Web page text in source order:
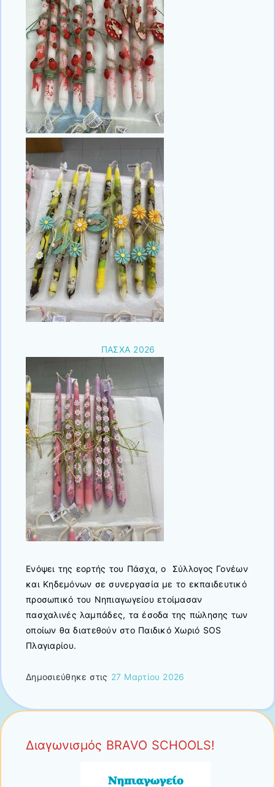
ΠΑΣΧΑ 2026
Ενόψει της εορτής του Πάσχα, ο Σύλλογος Γονέων
και Κηδεμόνων σε συνεργασία με το εκπαιδευτικό
προσωπικό του Νηπιαγωγείου ετοίμασαν
πασχαλινές λαμπάδες, τα έσοδα της πώλησης των
οποίων θα διατεθούν στο Παιδικό Χωριό SOS
Πλαγιαρίου.
Δημοσιεύθηκε στις 27 Μαρτίου 2026
Διαγωνισμός BRAVO SCHOOLS!